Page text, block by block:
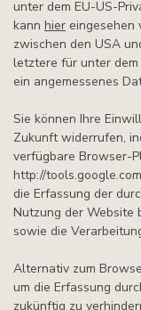
unter dem EU-US-
kann hier eingesehen
zwischen den USA
letztere für unter
ein angemessenes
Sie können Ihre
Zukunft widerrufen,
verfügbare Browser-
http://
die Erfassung der
Nutzung der Website
sowie die
Alternativ zum
um die Erfassung
zukünftig zu